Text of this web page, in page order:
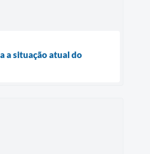
a situação atual do